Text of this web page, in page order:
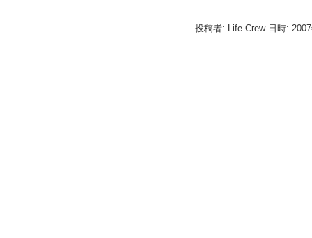
投稿者: Life Crew 日時: